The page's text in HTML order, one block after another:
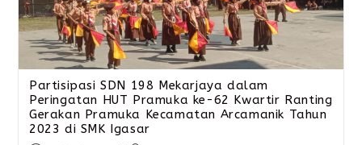
Partisipasi SDN 198 Mekarjaya dalam
Peringatan HUT Pramuka ke-62 Kwartir Ranting
Gerakan Pramuka Kecamatan Arcamanik Tahun
2023 di SMK Igasar